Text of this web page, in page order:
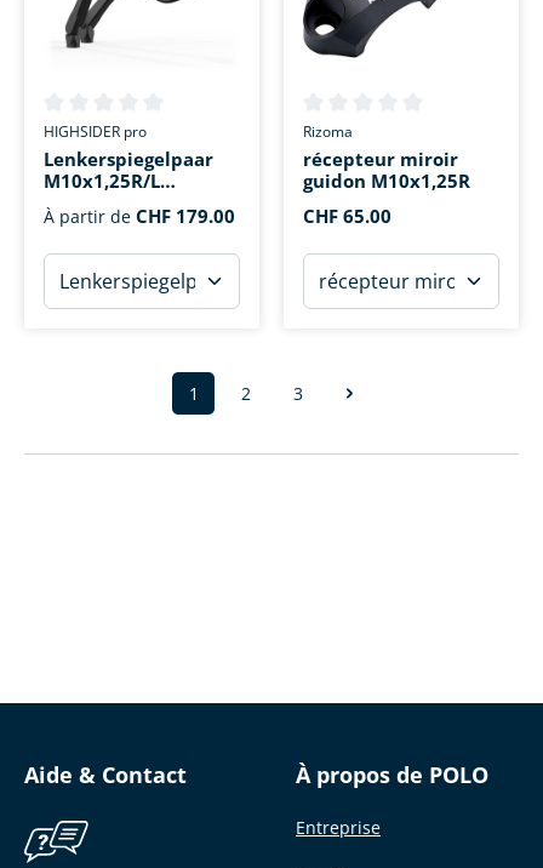
Note moyenne de 0 sur 5 étoiles
HIGHSIDER pro
Lenkerspiegelpaar
M10x1,25R/L
Esagano-RS
À partir de CHF 179.00
Note moyenne de 0 sur 5
Rizoma
récepteur miroir
guidon M10x1,25R
CHF 65.00
Page
1 Page
2 Page
3
Aide & Contact À propos de POLO
Entreprise